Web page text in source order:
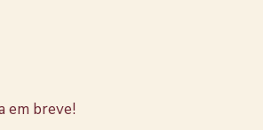
em breve!